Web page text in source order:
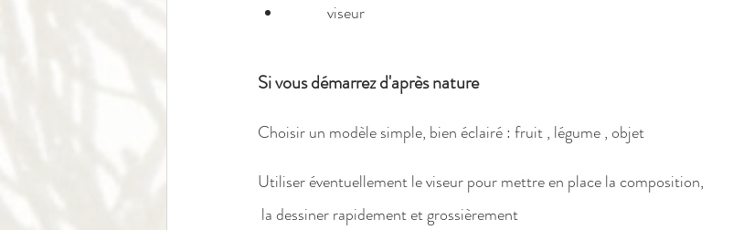
viseur
Si vous démarrez d'après nature
Choisir un modèle simple, bien éclairé : fruit , légume , objet
Utiliser éventuellement le viseur pour mettre en place la composition,
la dessiner rapidement et grossièrement